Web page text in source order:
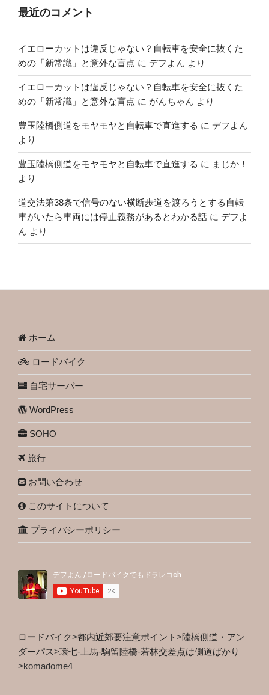
最近のコメント
イエローカットは違反じゃない？自転車を安全に抜くた
めの「新常識」と意外な盲点 に デフよん より
イエローカットは違反じゃない？自転車を安全に抜くた
めの「新常識」と意外な盲点 に がんちゃん より
豊玉陸橋側道をモヤモヤと自転車で直進する に デフよん
より
豊玉陸橋側道をモヤモヤと自転車で直進する に まじか！
より
道交法第38条で信号のない横断歩道を渡ろうとする自転
車がいたら車両には停止義務があるとわかる話 に デフよ
ん より
ホーム
ロードバイク
自宅サーバー
WordPress
SOHO
旅行
お問い合わせ
このサイトについて
プライバシーポリシー
ロードバイク>都内近郊要注意ポイント>陸橋側道・アン
ダーパス>環七-上馬-駒留陸橋-若林交差点は側道ばかり
>komadome4